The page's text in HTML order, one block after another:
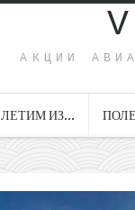
АКЦИИ
ЛЕТИМ ИЗ…